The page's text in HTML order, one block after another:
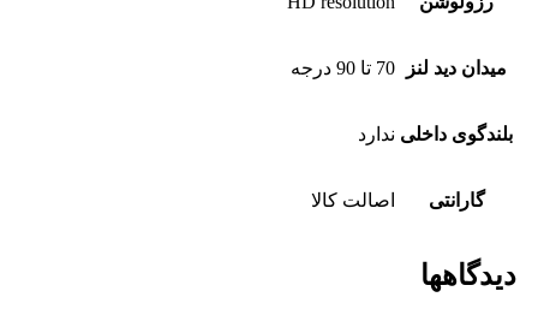
میدان دید لنز 70 تا 90 درجه
بلندگوی داخلی ندارد
گارانتی اصالت کالا
دیدگاهها